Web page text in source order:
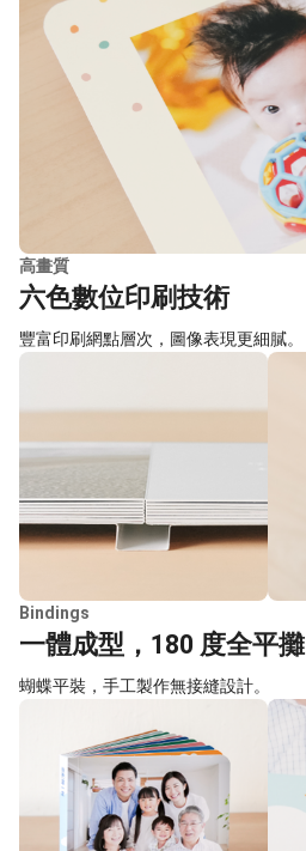
高畫質
六色數位印刷技術
豐富印刷網點層次，圖像表現更細膩。
Bindings
一體成型，180 度全平攤
蝴蝶平裝，手工製作無接縫設計。